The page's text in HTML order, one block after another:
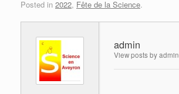
Posted in 2022, Fête de la Science.
admin
View posts by admin